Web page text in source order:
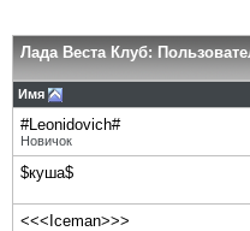
Лада Веста Клуб:
Имя
#Leonidovich#
Новичок
$куша$
<<<Iceman>>>